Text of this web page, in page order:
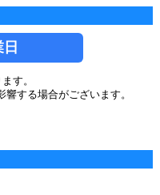
す。
する場合がございます。